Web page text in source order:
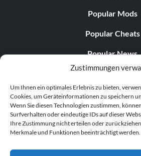
Zustimmungen
Um Ihnen ein optimales Erlebnis zu bieten,
Cookies, um Geräteinformationen zu speichern
Wenn Sie diesen Technologien zustimmen,
Surfverhalten oder eindeutige IDs auf dieser
Ihre Zustimmung nicht erteilen oder
Merkmale und Funktionen beeinträchtigt werden.
Popular Mods
Popular Cheats
Popular News
Popular
Popular Free
LATEST